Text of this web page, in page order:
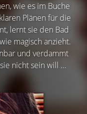
wie es im Buche
Plänen für die
lernt sie den Bad
magisch anzieht.
und verdammt
nicht sein will ...